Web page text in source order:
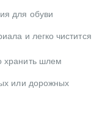
для обуви
и легко чистится
хранить шлем
или дорожных